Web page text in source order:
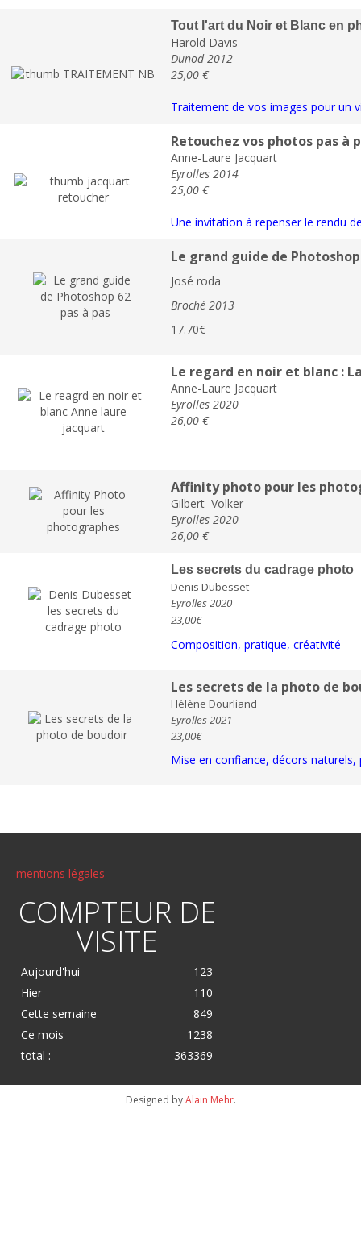
Tout l'art du Noir et Blanc en
Harold Davis
Dunod 2012
25,00 €
Traitement de vos images pour un
Retouchez vos photos pas à
Anne-Laure Jacquart
Eyrolles 2014
25,00 €
Une invitation à repenser le rendu
Le grand guide de
José roda
Broché 2013
17.70€
Le regard en noir et blanc :
Anne-Laure Jacquart
Eyrolles 2020
26,00 €
Affinity photo pour les
Gilbert Volker
Eyrolles 2020
26,00 €
Les secrets du cadrage photo
Denis Dubesset
Eyrolles 2020
23,00€
Composition, pratique, créativité
Les secrets de la photo de
Hélène Dourliand
Eyrolles 2021
23,00€
Mise en confiance, décors naturels,
mentions légales
COMPTEUR DE
VISITE
Aujourd'hui
123
Hier
110
Cette semaine
849
Ce mois
1238
total :
363369
Designed byAlain Mehr.